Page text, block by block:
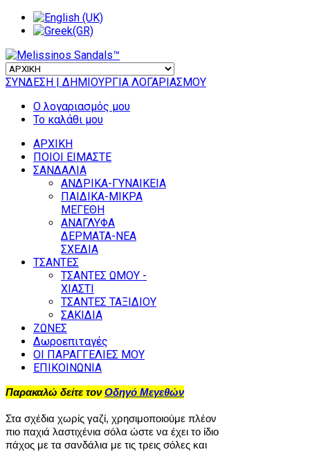
ΣΥΝΔΕΣΗ | ΔΗΜΙΟΥΡΓΙΑ ΛΟΓΑΡΙΑΣΜΟΥ
Ο λογαριασμός μου
Το καλάθι μου
ΑΡΧΙΚΗ
ΠΟΙΟΙ ΕΙΜΑΣΤΕ
ΣΑΝΔΑΛΙΑ
ΑΝΔΡΙΚΑ-ΓΥΝΑΙΚΕΙΑ
ΠΑΙΔΙΚΑ-ΜΙΚΡΑ
ΜΕΓΕΘΗ
ΑΝΑΓΛΥΦΑ
ΔΕΡΜΑΤΑ-ΝΕΑ
ΣΧΕΔΙΑ
ΤΣΑΝΤΕΣ
ΤΣΑΝΤΕΣ ΩΜΟΥ -
ΧΙΑΣΤΙ
ΤΣΑΝΤΕΣ ΤΑΞΙΔΙΟΥ
ΣΑΚΙΔΙΑ
ΖΩΝΕΣ
Δωροεπιταγές
ΟΙ ΠΑΡΑΓΓΕΛΙΕΣ ΜΟΥ
ΕΠΙΚΟΙΝΩΝΙΑ
Παρακαλώ δείτε τονΟδηγό Μεγεθών
Στα σχέδια χωρίς γαζί, χρησιμοποιούμε πλέον
πιο παχιά λαστιχένια σόλα ώστε να έχει το ίδιο
πάχος με τα σανδάλια με τις τρεις σόλες και